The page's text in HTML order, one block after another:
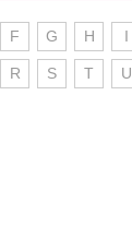
F G H I
R S T U